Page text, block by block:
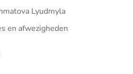
Lyudmyla
en afwezigheden